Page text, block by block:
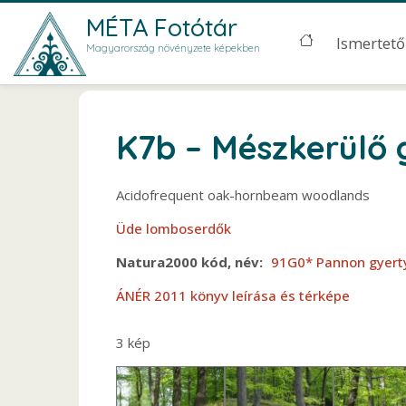
Ugrás a tartalomra
MÉTA Fotótár
Magyarország növényzete képekben Main menu
Ismertető
K7b –
Acidofrequent oak-hornbeam woodlands
Üde lomboserdők
Natura2000 kód, név
91G0* Pannon
ÁNÉR 2011 könyv leírása és térképe
3 kép